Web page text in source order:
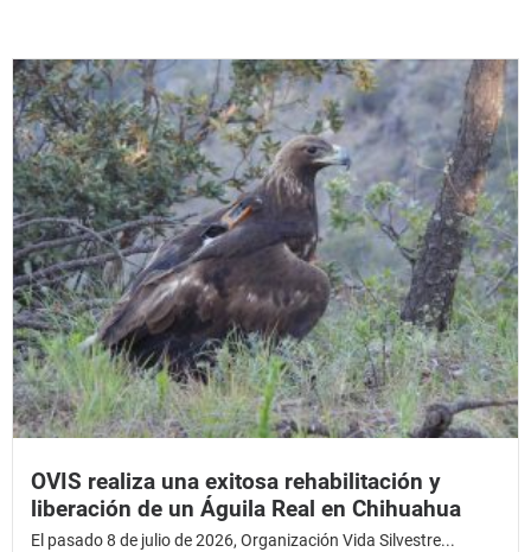
OVIS realiza una exitosa rehabilitación y
liberación de un Águila Real en Chihuahua
El pasado 8 de julio de 2026, Organización Vida Silvestre...